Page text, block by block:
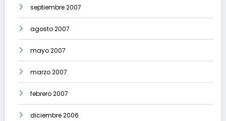
septiembre 2007
agosto 2007
mayo 2007
marzo 2007
febrero 2007
diciembre 2006